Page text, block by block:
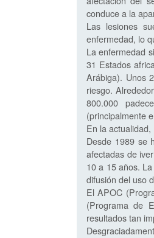
conduce a la
Las lesiones
enfermedad, lo
La enfermedad
31 Estados
Arábiga). Unos
riesgo.
800.000
(principalmente
En la
Desde 1989 se
afectadas de
10 a 15 años.
difusión del uso
El APOC
(Programa de
resultados tan